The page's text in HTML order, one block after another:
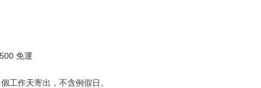
免運
工作天寄出，不含例假日。